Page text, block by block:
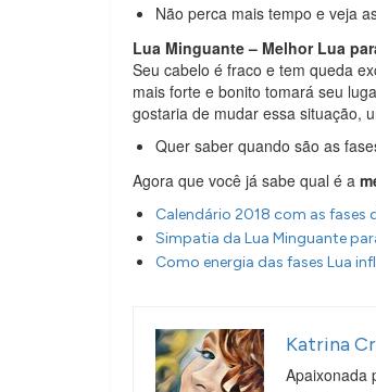
Não perca mais tempo e veja
Lua Minguante – Melhor Lua
Seu cabelo é fraco e tem queda
mais forte e bonito tomará seu
gostaria de mudar essa situação,
Quer saber quando são as
Agora que você já sabe qual é a
Calendário 2018 com as fases
Simpatia da Lua Minguante
Como energia das fases Lua
Katrina
Apaixonada